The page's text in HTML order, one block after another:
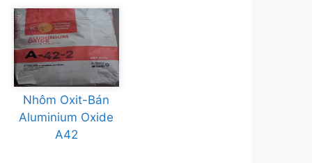
Nhôm Oxit-Bán
Aluminium Oxide
A42